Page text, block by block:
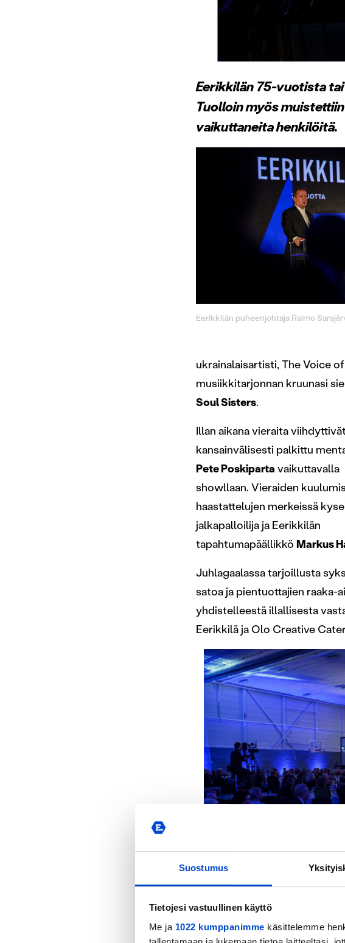
Suostumus
Tietojesi vastuullinen käyttö
Me ja 1022 kumppanimme käsittelemme
Eerikkilän 75-vuotista
Tuolloin myös
vaikuttaneita henkilöitä.
Eerikkilän puheenjohtaja Raimo
ukrainalaisartisti, The Voice
musiikkitarjonnan kruunasi
Soul Sisters.
Illan aikana vieraita
kansainvälisesti palkittu
Pete Poskiparta vaikuttavalla
showllaan. Vieraiden
haastattelujen merkeissä
jalkapalloilija ja Eerikkilän
tapahtumapäällikkö Markus
Juhlagaalassa tarjoillusta
satoa ja pientuottajien raaka-
yhdistelleestä illallisesta
Eerikkilä ja Olo Creative
75-vuotiasta Eerikkilää juhlisti lähes